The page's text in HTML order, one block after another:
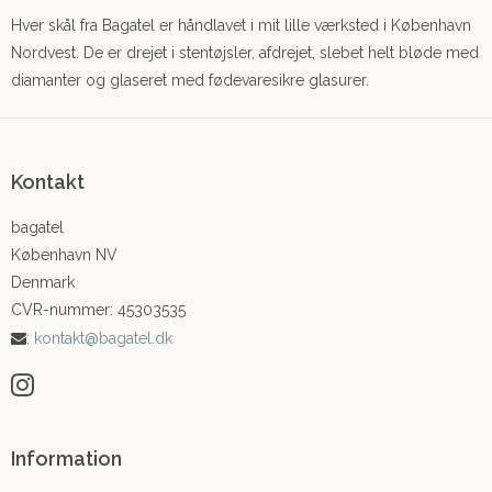
Hver skål fra Bagatel er håndlavet i mit lille værksted i København
Nordvest. De er drejet i stentøjsler, afdrejet, slebet helt bløde med
diamanter og glaseret med fødevaresikre glasurer.
Kontakt
bagatel
København NV
Denmark
CVR-nummer: 45303535
: kontakt@bagatel.dk
Information